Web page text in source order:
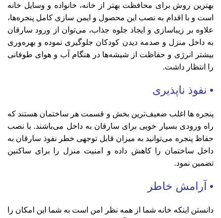
بهترین روش برای محافظت بهتر از خانه، خانواده و وسایل خانه
است و با اقدام به نصب این محصول و ایمن سازی کامل پنجره‌ها،
علاوه بر زیباسازی و ایجاد جلوه جذاب، می‌توان از ورود سارقان
به داخل منزل و صدمه دیدن کودکان جلوگیری نموده و بهره‌وری
بیشتر انرژی و حفاظت از شیشه‌ها در هنگام آب و هوای طوفانی
را انتظار داشت.
• نفوذ ناپذیری
پنجره ها اغلب ضعیف‌ترین بخش و قسمت هر ساختمان هستند که
راه ورودی بسیار خوبی برای سارقان به داخل می‌باشند. با نصب
حفاظ پنجره می‌توانید به میزان قابل توجهی خطر نفوذ سارقان به
داخل ساختمان را کاهش داده و امنیت منزل را برای ساکنین
تضمین نمود.
• آرامش خاطر
دانستن اینکه خانه شما از همه نظر امن است به شما این امکان را